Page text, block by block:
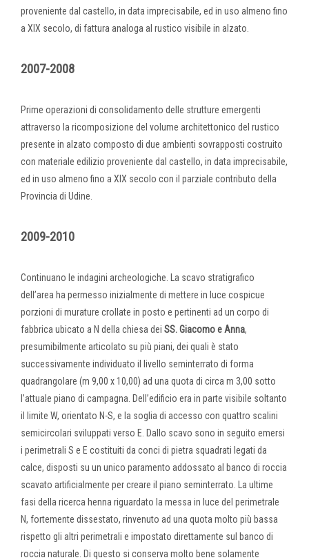
proveniente dal castello, in data imprecisabile, ed in uso almeno fino
a XIX secolo, di fattura analoga al rustico visibile in alzato.
2007-2008
Prime operazioni di consolidamento delle strutture emergenti
attraverso la ricomposizione del volume architettonico del rustico
presente in alzato composto di due ambienti sovrapposti costruito
con materiale edilizio proveniente dal castello, in data imprecisabile,
ed in uso almeno fino a XIX secolo con il parziale contributo della
Provincia di Udine.
2009-2010
Continuano le indagini archeologiche. La scavo stratigrafico
dell’area ha permesso inizialmente di mettere in luce cospicue
porzioni di murature crollate in posto e pertinenti ad un corpo di
fabbrica ubicato a N della chiesa dei SS. Giacomo e Anna,
presumibilmente articolato su più piani, dei quali è stato
successivamente individuato il livello seminterrato di forma
quadrangolare (m 9,00 x 10,00) ad una quota di circa m 3,00 sotto
l’attuale piano di campagna. Dell’edificio era in parte visibile soltanto
il limite W, orientato N-S, e la soglia di accesso con quattro scalini
semicircolari sviluppati verso E. Dallo scavo sono in seguito emersi
i perimetrali S e E costituiti da conci di pietra squadrati legati da
calce, disposti su un unico paramento addossato al banco di roccia
scavato artificialmente per creare il piano seminterrato. La ultime
fasi della ricerca henna riguardato la messa in luce del perimetrale
N, fortemente dissestato, rinvenuto ad una quota molto più bassa
rispetto gli altri perimetrali e impostato direttamente sul banco di
roccia naturale. Di questo si conserva molto bene solamente